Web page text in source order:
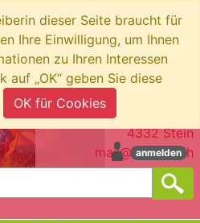
dieser Seite braucht für
Ihre Einwilligung, um Ihnen
zu Ihren Interessen
auf „OK“ geben Sie diese
OK für Cookies
anmelden
swiboo.ch by Mobus AG
Brotkorbstrasse 3
4332 Stein
mail@swiboo.ch
Adresse bringt die Produkte